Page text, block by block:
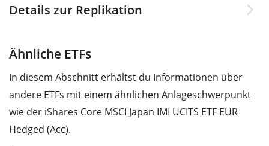
Details zur Replikation
Ähnliche ETFs
In diesem Abschnitt erhältst du Informationen über
andere ETFs mit einem ähnlichen Anlageschwerpunkt
wie der iShares Core MSCI Japan IMI UCITS ETF EUR
Hedged (Acc).